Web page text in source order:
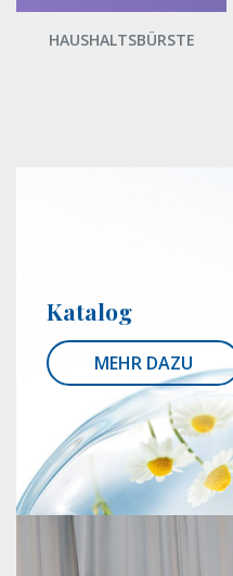
HAUSHALTSBÜRSTE
Katalog
MEHR DAZU